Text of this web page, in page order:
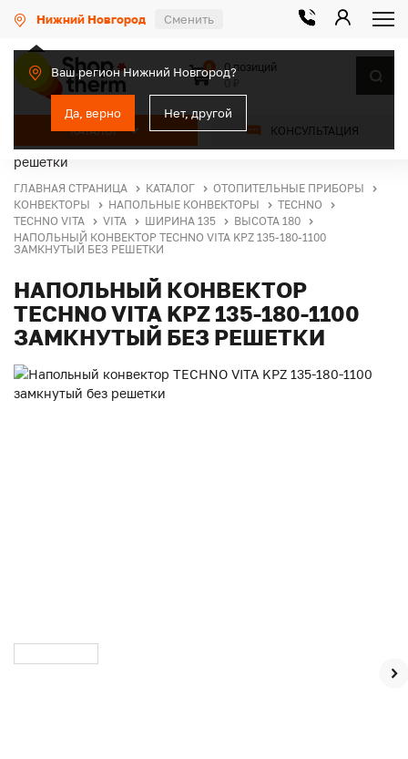
Нижний Новгород Сменить
Ваш регион Нижний Новгород?
Да, верно Нет, другой
КАТАЛОГ КОНСУЛЬТАЦИЯ
0
0 позиций
ГЛАВНАЯ СТРАНИЦА КАТАЛОГ
ОТОПИТЕЛЬНЫЕ ПРИБОРЫ
КОНВЕКТОРЫ
НАПОЛЬНЫЕ КОНВЕКТОРЫ
TECHNO
TECHNO VITA
VITA ШИРИНА 135
ВЫСОТА 180
НАПОЛЬНЫЙ КОНВЕКТОР TECHNO VITA KPZ 135-180-1100
ЗАМКНУТЫЙ БЕЗ РЕШЕТКИ
НАПОЛЬНЫЙ КОНВЕКТОР
TECHNO VITA KPZ 135-180-1100
ЗАМКНУТЫЙ БЕЗ РЕШЕТКИ